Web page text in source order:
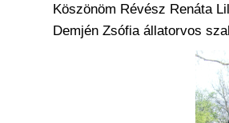
Köszönöm Révész Renáta
Demjén Zsófia állatorvos